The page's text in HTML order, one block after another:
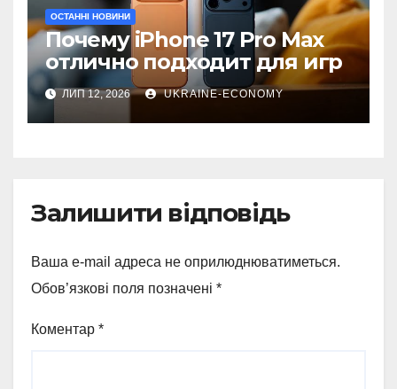
ОСТАННІ НОВИНИ
Почему iPhone 17 Pro Max
отлично подходит для игр
ЛИП 12, 2026 UKRAINE-ECONOMY
Залишити відповідь
Ваша e-mail адреса не оприлюднюватиметься.
Обов’язкові поля позначені *
Коментар *